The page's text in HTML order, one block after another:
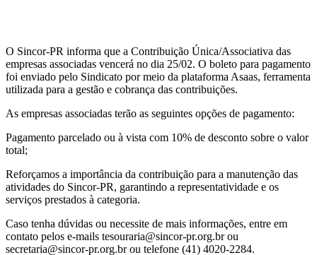
O Sincor-PR informa que a Contribuição Única/Associativa das
empresas associadas vencerá no dia 25/02. O boleto para pagamento
foi enviado pelo Sindicato por meio da plataforma Asaas, ferramenta
utilizada para a gestão e cobrança das contribuições.
As empresas associadas terão as seguintes opções de pagamento:
Pagamento parcelado ou à vista com 10% de desconto sobre o valor
total;
Reforçamos a importância da contribuição para a manutenção das
atividades do Sincor-PR, garantindo a representatividade e os
serviços prestados à categoria.
Caso tenha dúvidas ou necessite de mais informações, entre em
contato pelos e-mails tesouraria@sincor-pr.org.br ou
secretaria@sincor-pr.org.br ou telefone (41) 4020-2284.